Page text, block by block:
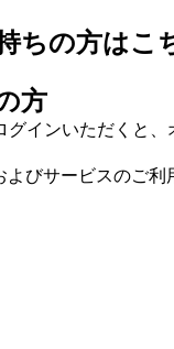
ちの方はこ
方
グインいただくと、
びサービスのご利